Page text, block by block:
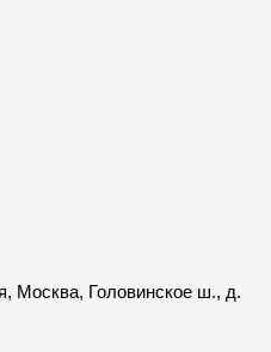
Москва, Головинское ш., д.